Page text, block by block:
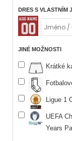
DRES S VLASTNÍM
JINÉ MOŽNOSTI
Krátké
Ligue 1
UEFA
Years